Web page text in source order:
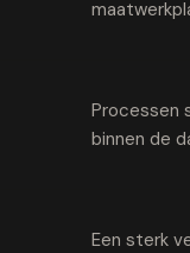
Processen
binnen de
Een sterk